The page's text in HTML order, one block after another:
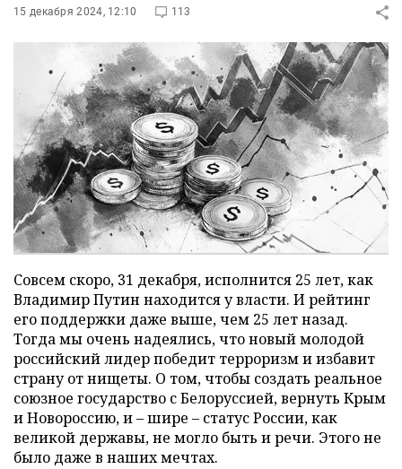
15 декабря 2024, 12:10 113
Совсем скоро, 31 декабря, исполнится 25 лет, как
Владимир Путин находится у власти. И рейтинг
его поддержки даже выше, чем 25 лет назад.
Тогда мы очень надеялись, что новый молодой
российский лидер победит терроризм и избавит
страну от нищеты. О том, чтобы создать реальное
союзное государство с Белоруссией, вернуть Крым
и Новороссию, и – шире – статус России, как
великой державы, не могло быть и речи. Этого не
было даже в наших мечтах.